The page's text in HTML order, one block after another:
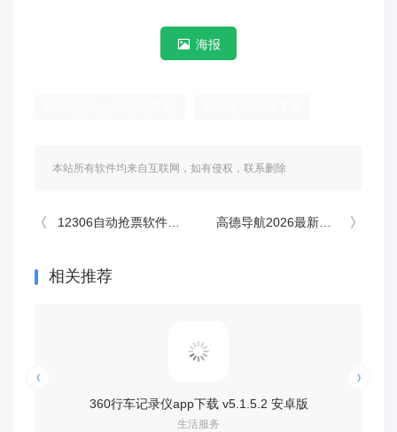
海报
本站所有软件均来自互联网，如有侵权，联系删除
12306自动抢票软件 v10.20.9安卓版 高德导航2026最新版 16.16.0.2001安卓版
相关推荐
360行车记录仪app下载 v5.1.5.2 安卓版
生活服务